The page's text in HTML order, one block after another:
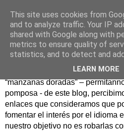
Hesperia
Según la mitología griega,
jardín en un lejano rincón del
guardaban las famosas
“manzanas doradas” –
pomposa - de este blog,
enlaces que consideramos que
fomentar el interés por el idioma
nuestro objetivo no es robarlas
This site uses cookies from
and to analyze traffic. Your IP
shared with Google along with
metrics to ensure quality of
statistics, and to detect and
LEARN MORE